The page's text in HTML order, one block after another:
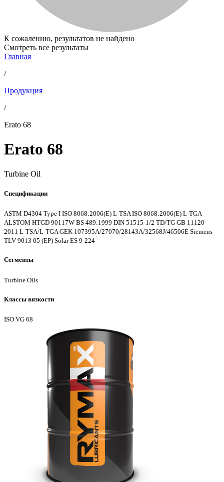
К сожалению, результатов не найдено
Смотреть все результаты
Главная
/
Продукция
/
Erato 68
Erato 68
Turbine Oil
Спецификации
ASTM D4304 Type I ISO 8068:2006(E) L-TSAISO 8068:2006(E) L-TGA
ALSTOM HTGD 90117W BS 489:1999 DIN 51515-1/2 TD/TG GB 11120-
2011 L-TSA/L-TGAGEK 107395A/27070/28143A/32568J/46506E Siemens
TLV 9013 05 (EP) Solar ES 9-224
Сегменты
Turbine Oils
Классы вязкости
ISO VG 68